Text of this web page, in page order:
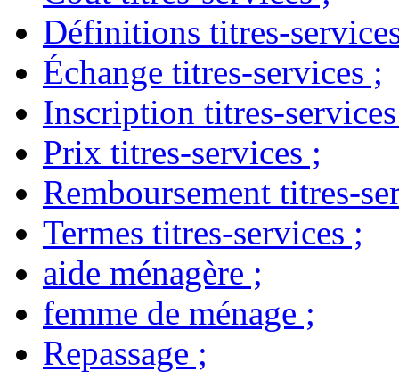
Définitions titres-
Échange titres-services ;
Inscription titres-services
Prix titres-services ;
Remboursement titres-
Termes titres-services ;
aide ménagère ;
femme de ménage ;
Repassage ;